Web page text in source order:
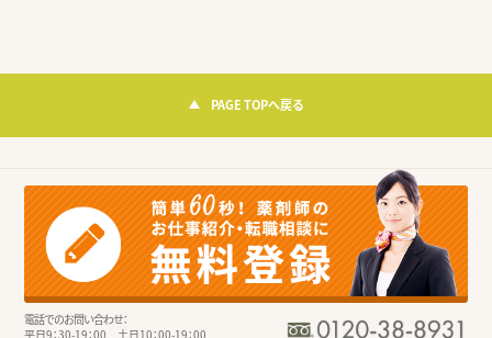
PAGE TOPへ戻る
電話でのお問い合わせ：
平日9：30-19：00 土日10：00-19：00